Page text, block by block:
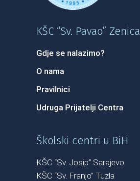
KŠC “Sv. Pavao” Zenica
Gdje se nalazimo?
O nama
Pravilnici
Udruga Prijatelji Centra
Školski centri u BiH
KŠC “Sv. Josip” Sarajevo
KŠC “Sv. Franjo” Tuzla